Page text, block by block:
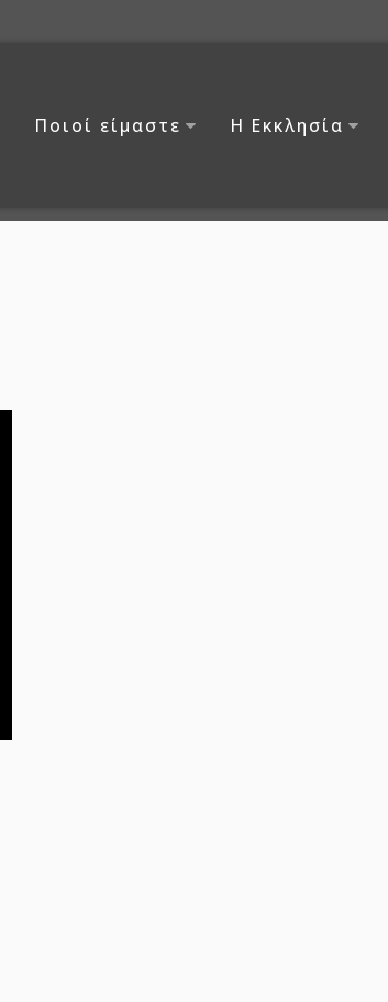
Ποιοί είμαστε Η Εκκλησία